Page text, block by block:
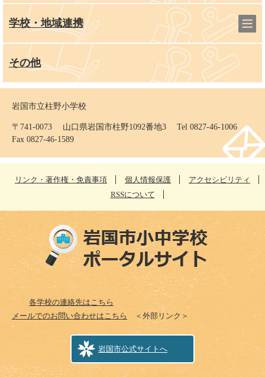
学校・地域連携
その他
岩国市立柱野小学校
〒741-0073 山口県岩国市柱野1092番地3 Tel 0827-46-1006
Fax 0827-46-1589
リンク・著作権・免責事項 個人情報保護
アクセシビリティ
RSSについて
各学校の連絡先はこちら
メールでのお問い合わせはこちら
＜外部リンク＞
岩国市公式サイトへ